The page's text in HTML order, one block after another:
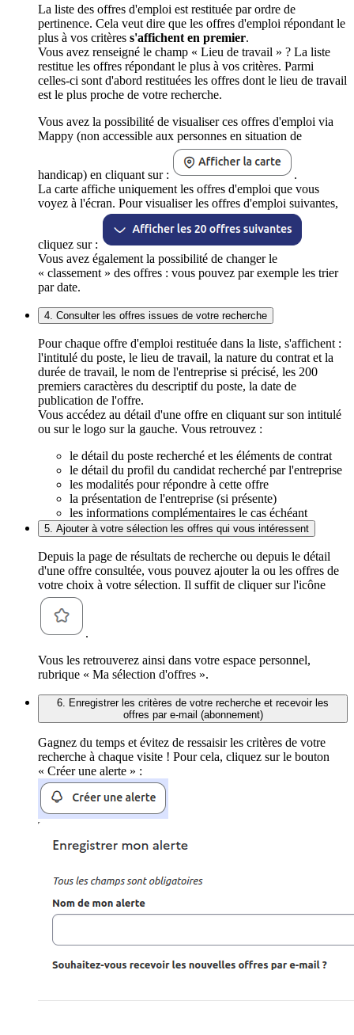
La liste des offres d'emploi est restituée par ordre de
pertinence. Cela veut dire que les offres d'emploi répondant le
plus à vos critères s'affichent en premier.
Vous avez renseigné le champ « Lieu de travail » ? La liste
restitue les offres répondant le plus à vos critères. Parmi
celles-ci sont d'abord restituées les offres dont le lieu de travail
est le plus proche de votre recherche.
Vous avez la possibilité de visualiser ces offres d'emploi via
Mappy (non accessible aux personnes en situation de
handicap) en cliquant sur :
.
La carte affiche uniquement les offres d'emploi que vous
voyez à l'écran. Pour visualiser les offres d'emploi suivantes,
cliquez sur :
Vous avez également la possibilité de changer le
« classement » des offres : vous pouvez par exemple les trier
par date.
4. Consulter les offres issues de votre recherche
Pour chaque offre d'emploi restituée dans la liste, s'affichent :
l'intitulé du poste, le lieu de travail, la nature du contrat et la
durée de travail, le nom de l'entreprise si précisé, les 200
premiers caractères du descriptif du poste, la date de
publication de l'offre.
Vous accédez au détail d'une offre en cliquant sur son intitulé
ou sur le logo sur la gauche. Vous retrouvez :
le détail du poste recherché et les éléments de contrat
le détail du profil du candidat recherché par l'entreprise
les modalités pour répondre à cette offre
la présentation de l'entreprise (si présente)
les informations complémentaires le cas échéant
5. Ajouter à votre sélection les offres qui vous intéressent
Depuis la page de résultats de recherche ou depuis le détail
d'une offre consultée, vous pouvez ajouter la ou les offres de
votre choix à votre sélection. Il suffit de cliquer sur l'icône
.
Vous les retrouverez ainsi dans votre espace personnel,
rubrique « Ma sélection d'offres ».
6. Enregistrer les critères de votre recherche et recevoir les
offres par e-mail (abonnement)
Gagnez du temps et évitez de ressaisir les critères de votre
recherche à chaque visite ! Pour cela, cliquez sur le bouton
« Créer une alerte » :